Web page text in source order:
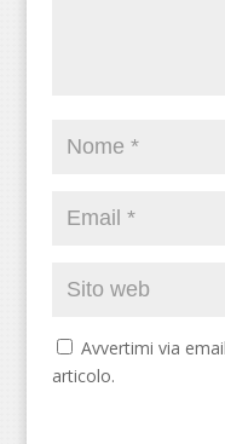
Avvertimi via
articolo.